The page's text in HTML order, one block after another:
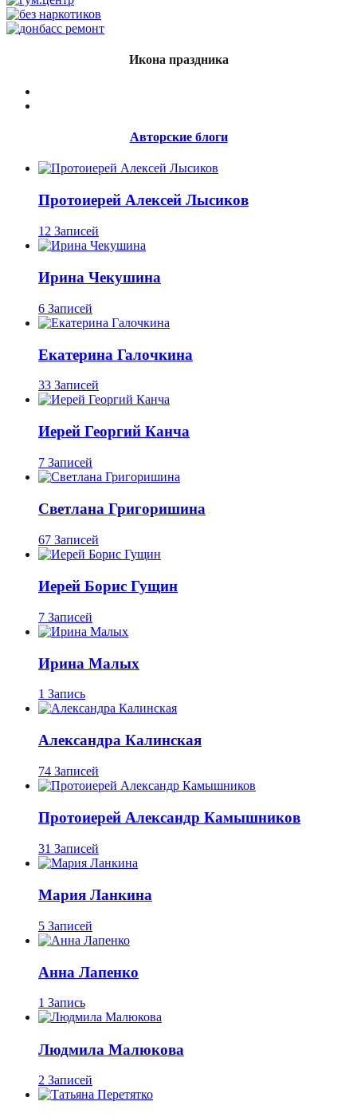
Икона праздника
Авторские блоги
Протоиерей Алексей Лысиков
12 Записей
Ирина Чекушина
6 Записей
Екатерина Галочкина
33 Записей
Иерей Георгий Канча
7 Записей
Светлана Григоришина
67 Записей
Иерей Борис Гущин
7 Записей
Ирина Малых
1 Запись
Александра Калинская
74 Записей
Протоиерей Александр Камышников
31 Записей
Мария Ланкина
5 Записей
Анна Лапенко
1 Запись
Людмила Малюкова
2 Записей